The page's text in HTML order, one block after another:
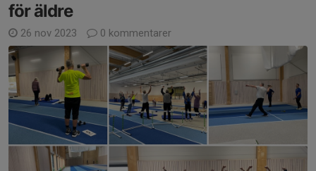
för äldre
26 nov 2023 0 kommentarer